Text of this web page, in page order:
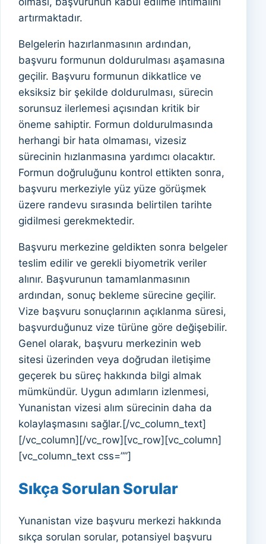
artırmaktadır.
Belgelerin hazırlanmasının ardından,
başvuru formunun doldurulması aşamasına
geçilir. Başvuru formunun dikkatlice ve
eksiksiz bir şekilde doldurulması, sürecin
sorunsuz ilerlemesi açısından kritik bir
öneme sahiptir. Formun doldurulmasında
herhangi bir hata olmaması, vizesiz
sürecinin hızlanmasına yardımcı olacaktır.
Formun doğruluğunu kontrol ettikten sonra,
başvuru merkeziyle yüz yüze görüşmek
üzere randevu sırasında belirtilen tarihte
gidilmesi gerekmektedir.
Başvuru merkezine geldikten sonra belgeler
teslim edilir ve gerekli biyometrik veriler
alınır. Başvurunun tamamlanmasının
ardından, sonuç bekleme sürecine geçilir.
Vize başvuru sonuçlarının açıklanma süresi,
başvurduğunuz vize türüne göre değişebilir.
Genel olarak, başvuru merkezinin web
sitesi üzerinden veya doğrudan iletişime
geçerek bu süreç hakkında bilgi almak
mümkündür. Uygun adımların izlenmesi,
Yunanistan vizesi alım sürecinin daha da
kolaylaşmasını sağlar.[/vc_column_text]
[/vc_column][/vc_row][vc_row][vc_column]
[vc_column_text css=””]
Sıkça Sorulan Sorular
Yunanistan vize başvuru merkezi hakkında
sıkça sorulan sorular, potansiyel başvuru